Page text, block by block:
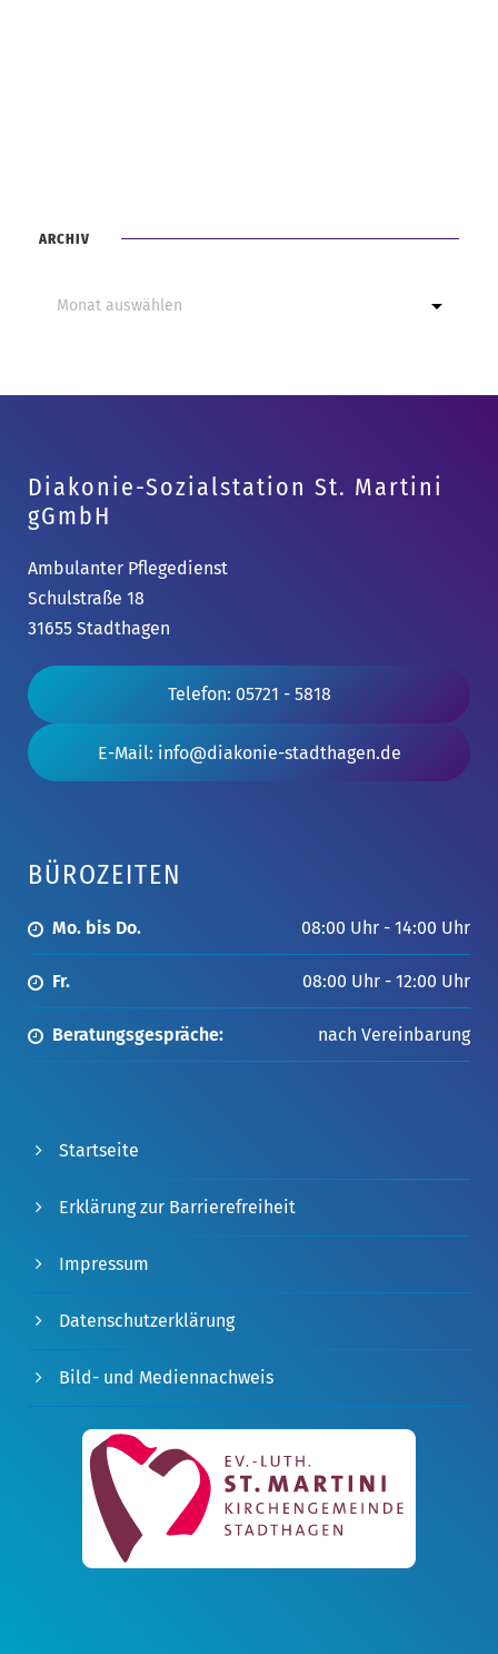
ARCHIV
Diakonie-Sozialstation St. Martini
gGmbH
Ambulanter Pflegedienst
Schulstraße 18
31655 Stadthagen
Telefon: 05721 - 5818
E-Mail: info@diakonie-stadthagen.de
BÜROZEITEN
Mo. bis Do. 08:00 Uhr - 14:00 Uhr
Fr. 08:00 Uhr - 12:00 Uhr
Beratungsgespräche: nach Vereinbarung
Startseite
Erklärung zur Barrierefreiheit
Impressum
Datenschutzerklärung
Bild- und Mediennachweis